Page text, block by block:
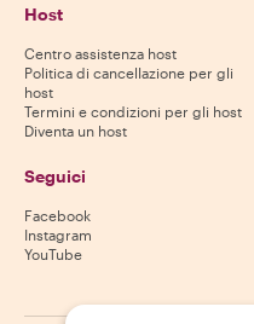
Host
Centro assistenza host
Politica di cancellazione per gli
host
Termini e condizioni per gli host
Diventa un host
Seguici
Facebook
Instagram
YouTube